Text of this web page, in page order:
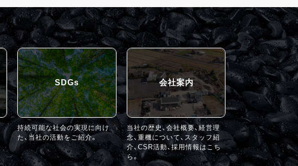
SDGs
持続可能な社会の実現に向け
た、当社の活動をご紹介。
会社案内
当社の歴史、会社概要、経営理
念、重機について、スタッフ紹
介、CSR活動、採用情報はこち
ら。